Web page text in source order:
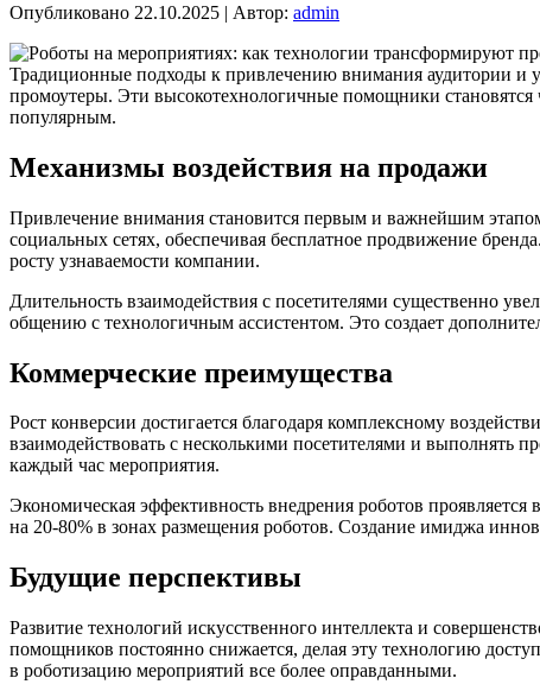
Опубликовано 22.10.2025 | Автор: admin
Традиционные подходы к привлечению внимания аудитории и
промоутеры. Эти высокотехнологичные помощники
популярным.
Механизмы воздействия на продажи
Привлечение внимания становится первым и важнейшим
социальных сетях, обеспечивая бесплатное продвижение
росту узнаваемости компании.
Длительность взаимодействия с посетителями существенно
общению с технологичным ассистентом. Это создает
Коммерческие преимущества
Рост конверсии достигается благодаря комплексному
взаимодействовать с несколькими посетителями и выполнять
каждый час мероприятия.
Экономическая эффективность внедрения роботов
на 20-80% в зонах размещения роботов. Создание имиджа
Будущие перспективы
Развитие технологий искусственного интеллекта и
помощников постоянно снижается, делая эту технологию
в роботизацию мероприятий все более оправданными.